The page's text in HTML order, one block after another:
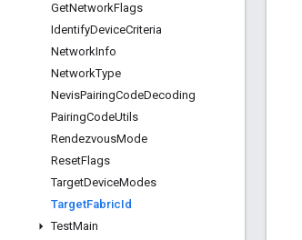
GetNetworkFlags
IdentifyDeviceCriteria
NetworkInfo
NetworkType
NevisPairingCodeDecoding
PairingCodeUtils
RendezvousMode
ResetFlags
TargetDeviceModes
TargetFabricId
TestMain